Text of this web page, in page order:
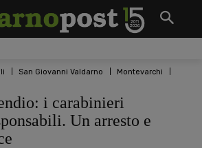
San Giovanni Valdarno
Montevarchi
i carabinieri
Un arresto e